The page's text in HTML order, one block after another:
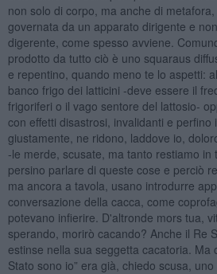
non solo di corpo, ma anche di
governata da un apparato dirigente e
digerente, come spesso avviene.
prodotto da tutto ciò è uno squaraus
e repentino, quando meno te lo aspetti:
banco frigo dei latticini -deve essere il
frigoriferi o il vago sentore del lattosio-
con effetti disastrosi, invalidanti e perfino
giustamente, ne ridono, laddove io,
-le merde, scusate, ma tanto restiamo in
persino parlare di queste cose e perciò
ma ancora a tavola, usano introdurre
conversazione della cacca, come
potevano infierire. D'altronde mors tua,
sperando, morirò cacando? Anche il Re
estinse nella sua seggetta cacatoria. Ma
Stato sono io” era già, chiedo scusa, uno